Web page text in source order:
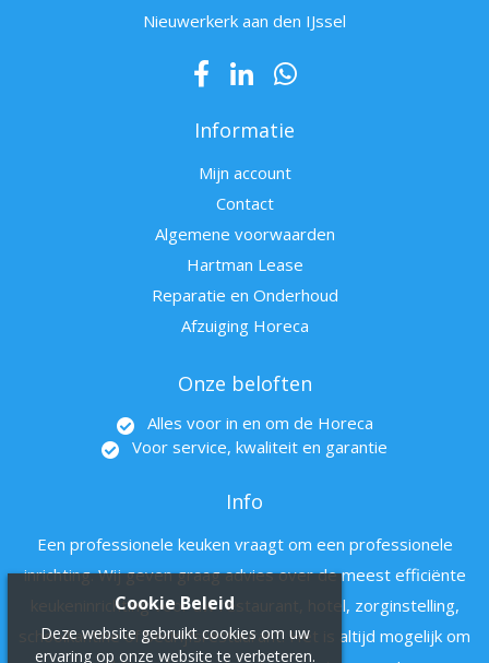
Nieuwerkerk aan den IJssel
Informatie
Mijn account
Contact
Algemene voorwaarden
Hartman Lease
Reparatie en Onderhoud
Afzuiging Horeca
Onze beloften
Alles voor in en om de Horeca
Voor service, kwaliteit en garantie
Info
Een professionele keuken vraagt om een professionele
inrichting. Wij geven graag advies over de meest efficiënte
keukeninrichting voor uw restaurant, hotel, zorginstelling,
schoolkantine of bedrijfsrestaurant. Het is altijd mogelijk om
Cookie Beleid
Deze website gebruikt cookies om uw
ervaring op onze website te verbeteren.